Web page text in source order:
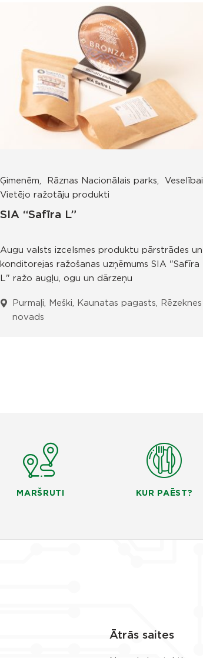
Ģimenēm Rāznas Nacionālais parks
Veselībai
Vietējo ražotāju produkti
SIA “Safīra L”
Augu valsts izcelsmes produktu pārstrādes un
konditorejas ražošanas uzņēmums SIA "Safīra
L" ražo augļu, ogu un dārzeņu
Purmaļi, Meški, Kaunatas pagasts, Rēzeknes
novads
MARŠRUTI KUR PAĒST?
Ātrās saites